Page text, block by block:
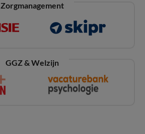
Zorgmanagement
GGZ & Welzijn